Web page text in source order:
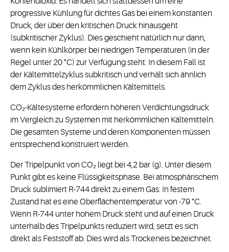
progressive Kühlung für dichtes Gas bei einem konstanten
Druck, der über den kritischen Druck hinausgeht
(subkritischer Zyklus). Dies geschieht natürlich nur dann,
wenn kein Kühlkörper bei niedrigen Temperaturen (in der
Regel unter 20 °C) zur Verfügung steht. In diesem Fall ist
der Kältemittelzyklus subkritisch und verhält sich ähnlich
dem Zyklus des herkömmlichen Kältemittels.
CO₂-Kältesysteme erfordern höheren Verdichtungsdruck
im Vergleich zu Systemen mit herkömmlichen Kältemitteln.
Die gesamten Systeme und deren Komponenten müssen
entsprechend konstruiert werden.
Der Tripelpunkt von CO₂ liegt bei 4,2 bar (g). Unter diesem
Punkt gibt es keine Flüssigkeitsphase. Bei atmosphärischem
Druck sublimiert R-744 direkt zu einem Gas. In festem
Zustand hat es eine Oberflächentemperatur von -79 °C.
Wenn R-744 unter hohem Druck steht und auf einen Druck
unterhalb des Tripelpunkts reduziert wird, setzt es sich
direkt als Feststoff ab. Dies wird als Trockeneis bezeichnet.